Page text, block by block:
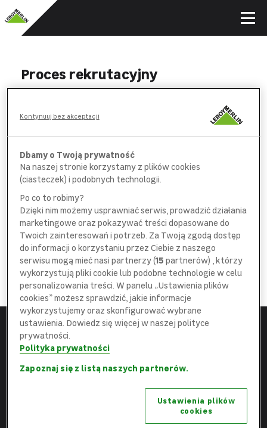
Proces rekrutacyjny
ankietę na wybranych stanowiskach
POROZMAWIAJ
z pracownikiem działu rekrutacji
SPOTKAJ SIĘ
z bezpośrednimprzełożonym
DOŁĄCZ
do najlepszej Ekipy
Menu
Strona główna
leroymerlin.pl
Fundacja Leroy Merlin
Biuro prasowe
Ochrona danych osobowych
Dbamy o Twoją prywatność
Na naszej stronie korzystamy z plików cookies
(ciasteczek) i podobnych technologii.
Po co to robimy?
Dzięki nim możemy usprawniać serwis, prowadzić działania
marketingowe oraz pokazywać treści dopasowane do
Twoich zainteresowań i potrzeb. Za Twoją zgodą dostęp
do informacji o korzystaniu przez Ciebie z naszego
serwisu mogą mieć nasi partnerzy (15 partnerów) , którzy
wykorzystują pliki cookie lub podobne technologie w celu
personalizowania treści. W panelu „Ustawienia plików
cookies” możesz sprawdzić, jakie informacje
wykorzystujemy oraz skonfigurować wybrane
ustawienia. Dowiedz się więcej w naszej polityce
prywatności.
Polityka prywatności
Zapoznaj się z listą naszych partnerów.
Ustawienia plików
cookies
Kontynuuj bez akceptacji